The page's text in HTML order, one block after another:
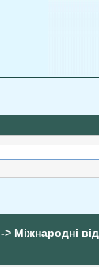
-> Міжнародні